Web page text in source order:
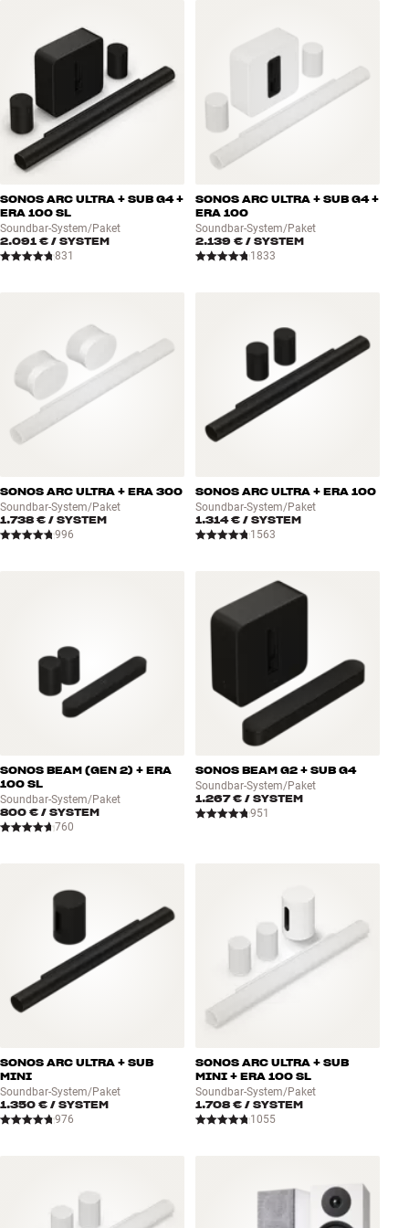
INSPIRATION
MARKEN
NEUHEITEN
ANGEBOTE
Store Finden
Bauen mit Klang
SONOS ARC ULTRA + SUB G4 +
ERA 100 SL
Soundbar-System/Paket
2.091 € / SYSTEM
831
SONOS ARC ULTRA + SUB G4 +
ERA 100
Soundbar-System/Paket
2.139 € / SYSTEM
1833
SONOS ARC ULTRA + ERA 300
Soundbar-System/Paket
1.738 € / SYSTEM
996
SONOS ARC ULTRA + ERA 100
Soundbar-System/Paket
1.314 € / SYSTEM
1563
SONOS BEAM (GEN 2) + ERA
100 SL
Soundbar-System/Paket
800 € / SYSTEM
760
SONOS BEAM G2 + SUB G4
Soundbar-System/Paket
1.267 € / SYSTEM
951
SONOS ARC ULTRA + SUB
MINI
Soundbar-System/Paket
1.350 € / SYSTEM
976
SONOS ARC ULTRA + SUB
MINI + ERA 100 SL
Soundbar-System/Paket
1.708 € / SYSTEM
1055